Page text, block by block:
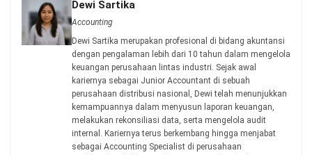
AI untuk Pembukuan: Manfaat, Cara
Kerja dan Contoh Penerapan